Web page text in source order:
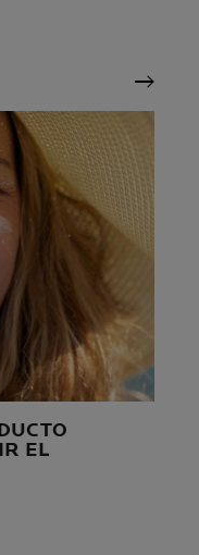
EL